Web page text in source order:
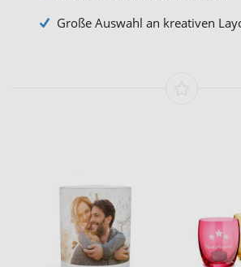
Große Auswahl an kreativen